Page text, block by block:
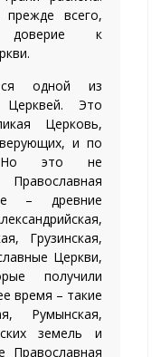
всего,
доверие к
одной из
Церквей. Это
Церковь,
и по
Но это не
– древние
Грузинская,
Церкви,
получили
время – такие
Румынская,
земель и
Православная